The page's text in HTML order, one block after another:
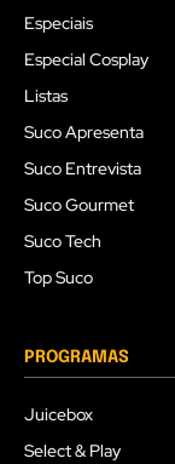
Especiais
Especial Cosplay
Listas
Suco Apresenta
Suco Entrevista
Suco Gourmet
Suco Tech
Top Suco
PROGRAMAS
Juicebox
Select & Play